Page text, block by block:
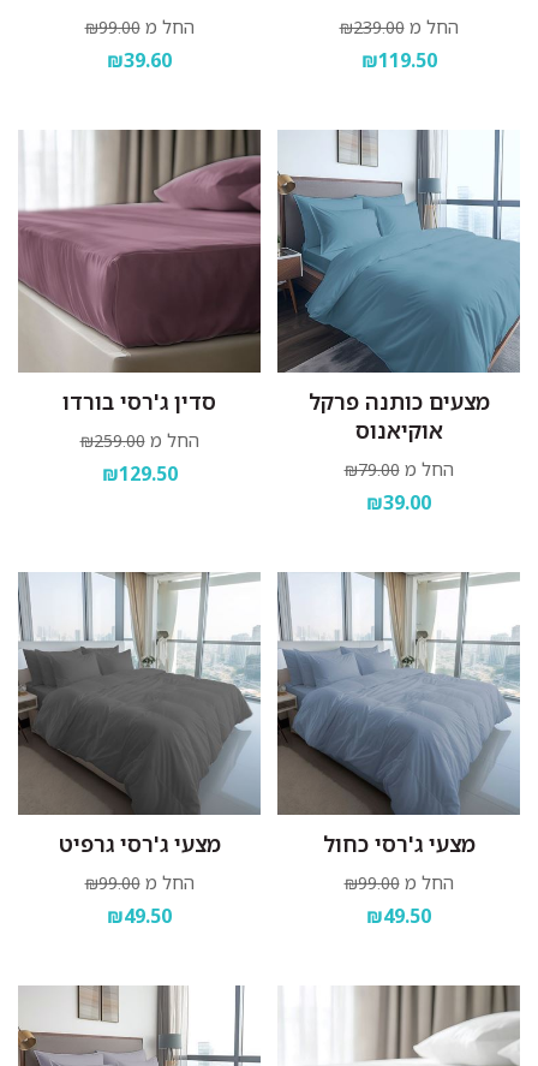
החל מ ₪239.00
₪119.50
החל מ ₪99.00
₪39.60
מצעים כותנה פרקל
אוקיאנוס
החל מ ₪79.00
₪39.00
סדין ג'רסי בורדו
החל מ ₪259.00
₪129.50
מצעי ג'רסי כחול
החל מ ₪99.00
₪49.50
מצעי ג'רסי גרפיט
החל מ ₪99.00
₪49.50